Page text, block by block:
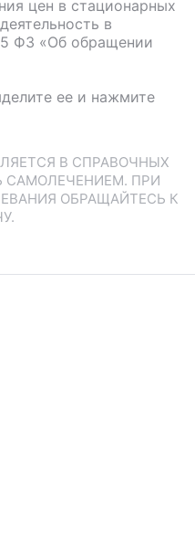
цен в стационарных
в
ФЗ «Об обращении
ее и нажмите
В СПРАВОЧНЫХ
САМОЛЕЧЕНИЕМ. ПРИ
ОБРАЩАЙТЕСЬ К